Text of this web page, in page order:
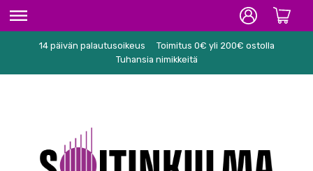
ETUSIVU
KARAOKE
14 päivän palautusoikeus
Toimitus 0€ yli 200€ ostolla
Tuhansia nimikkeitä
navigointiin
sisältöön